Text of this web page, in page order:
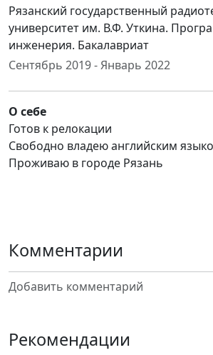
Рязанский государственный
университет им. В.Ф. Уткина.
инженерия. Бакалавриат
Сентябрь 2019 - Январь 2022
О себе
Готов к релокации
Свободно владею английским
Проживаю в городе Рязань
Комментарии
Добавить комментарий
Рекомендации